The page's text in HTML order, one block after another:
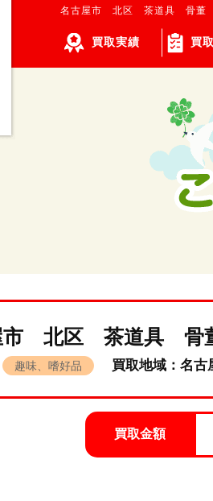
名古屋市 北区 茶道具 骨董
買取実績 買
市 北区 茶道具
趣味、嗜好品 買取地域：名
買取金額